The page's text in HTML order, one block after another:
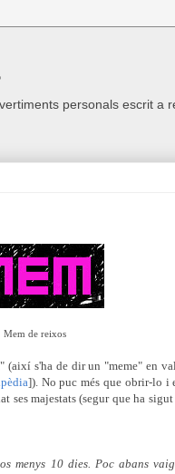
personals escrit
Mem de reixos
(així s'ha de dir un "meme" en
]). No puc més que obrir-lo i
ses majestats (segur que ha
menys 10 dies. Poc abans